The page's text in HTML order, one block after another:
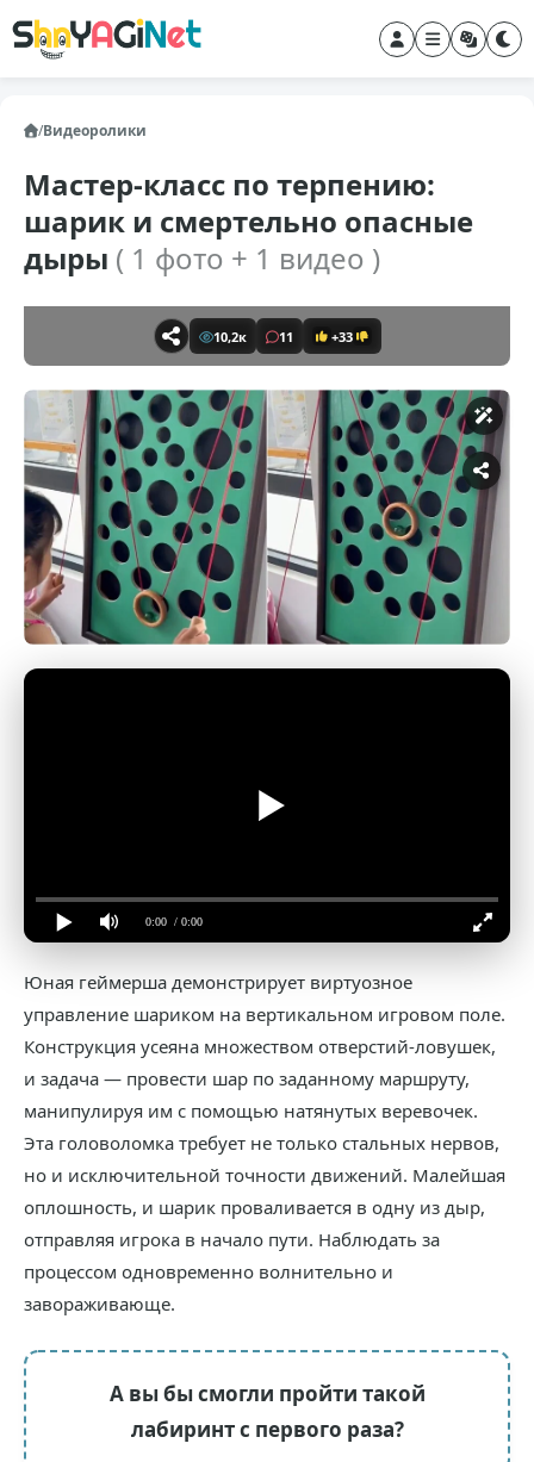
/Видеоролики
Мастер-класс по терпению:
шарик и смертельно опасные
дыры ( 1 фото + 1 видео )
10,2к 11 +33
0:00 / 0:00
Юная геймерша демонстрирует виртуозное
управление шариком на вертикальном игровом поле.
Конструкция усеяна множеством отверстий-ловушек,
и задача — провести шар по заданному маршруту,
манипулируя им с помощью натянутых веревочек.
Эта головоломка требует не только стальных нервов,
но и исключительной точности движений. Малейшая
оплошность, и шарик проваливается в одну из дыр,
отправляя игрока в начало пути. Наблюдать за
процессом одновременно волнительно и
завораживающе.
А вы бы смогли пройти такой
лабиринт с первого раза?